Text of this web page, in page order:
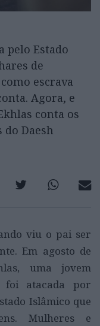
pelo Estado
de
escrava
Agora, e
conta os
Daesh
viu o pai ser
Em agosto de
uma jovem
foi atacada por
Islâmico que
Mulheres e